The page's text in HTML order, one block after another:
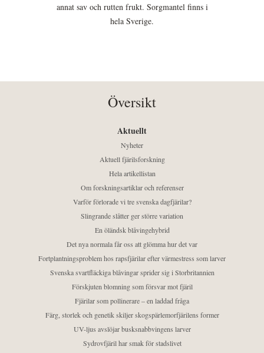
annat sav och rutten frukt. Sorgmantel finns i
hela Sverige.
Översikt
Aktuellt
Nyheter
Aktuell fjärilsforskning
Hela artikellistan
Om forskningsartiklar och referenser
Varför förlorade vi tre svenska dagfjärilar?
Slingrande slåtter ger större variation
En öländsk blåvingehybrid
Det nya normala får oss att glömma hur det var
Fortplantningsproblem hos rapsfjärilar efter värmestress som larver
Svenska svartfläckiga blåvingar sprider sig i Storbritannien
Förskjuten blomning som försvar mot fjäril
Fjärilar som pollinerare – en laddad fråga
Färg, storlek och genetik skiljer skogspärlemorfjärilens former
UV-ljus avslöjar busksnabbvingens larver
Sydrovfjäril har smak för stadslivet